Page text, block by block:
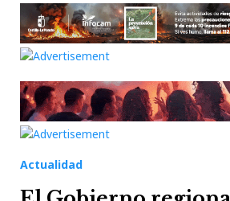
Actualidad